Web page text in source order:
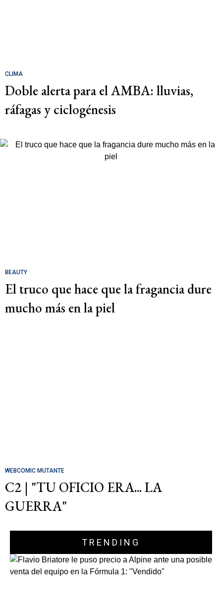
CLIMA
Doble alerta para el AMBA: lluvias,
ráfagas y ciclogénesis
BEAUTY
El truco que hace que la fragancia dure
mucho más en la piel
WEBCOMIC MUTANTE
C2 | "TU OFICIO ERA... LA
GUERRA"
TRENDING